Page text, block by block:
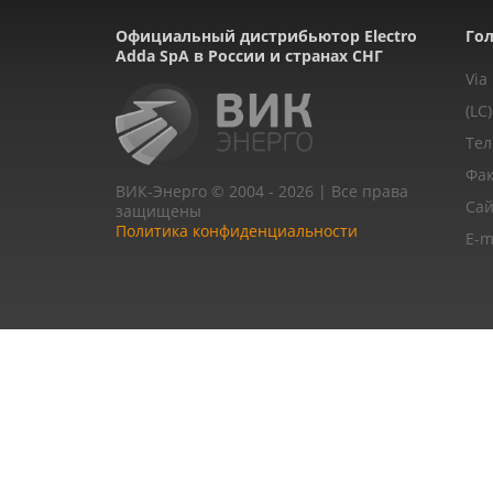
Официальный дистрибьютор Electro
Adda SpA в России и странах СНГ
ВИК-Энерго © 2004 - 2026 | Все права
защищены
Политика конфиденциальности
Via
E-